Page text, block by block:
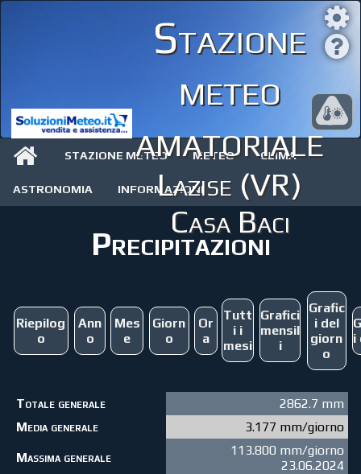
Stazione
meteo
amatoriale
Lazise (VR)
Casa Baci
STAZIONE METEO METEO CLIMA
ASTRONOMIA INFORMAZIONI
Precipitazioni
Riepilog
o
Ann
o
Mes
e
Giorn
o
Or
a
Tutt
i i
mesi
Grafici
mensil
i
Grafic
i del
giorn
o
i
Totale generale
2862.7 mm
Media generale
3.177 mm/giorno
Massima generale
113.800 mm/giorno
23.06.2024